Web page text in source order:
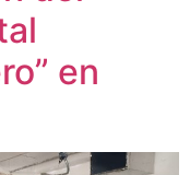
en